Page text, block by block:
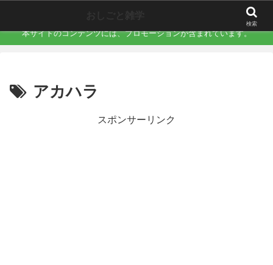
本サイトのコンテンツには、プロモーションが含まれています。
アカハラ
スポンサーリンク
検索